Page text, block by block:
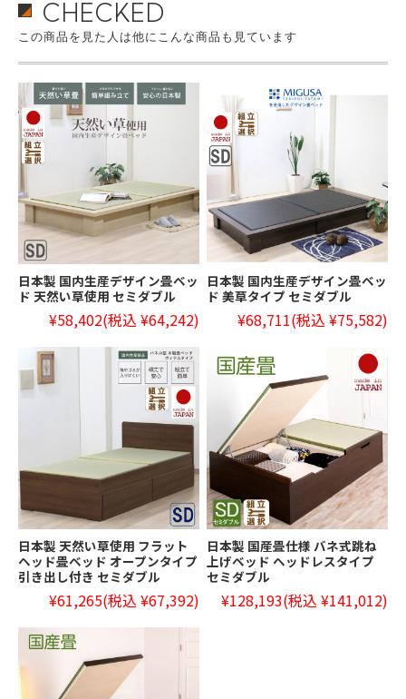
CHECKED
この商品を見た人は他にこんな商品も見ています
日本製 国内生産デザイン畳ベッ
ド 天然い草使用 セミダブル
¥58,402(税込 ¥64,242)
日本製 国内生産デザイン畳ベッ
ド 美草タイプ セミダブル
¥68,711(税込 ¥75,582)
日本製 天然い草使用 フラット
ヘッド畳ベッド オープンタイプ
引き出し付き セミダブル
¥61,265(税込 ¥67,392)
日本製 国産畳仕様 バネ式跳ね
上げベッド ヘッドレスタイプ
セミダブル
¥128,193(税込 ¥141,012)